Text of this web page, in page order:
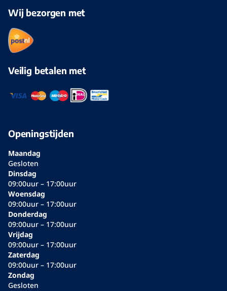
Wij bezorgen met
Veilig betalen met
Openingstijden
Maandag
Gesloten
Dinsdag
09:00uur – 17:00uur
Woensdag
09:00uur – 17:00uur
Donderdag
09:00uur – 17:00uur
Vrijdag
09:00uur – 17:00uur
Zaterdag
09:00uur – 17:00uur
Zondag
Gesloten